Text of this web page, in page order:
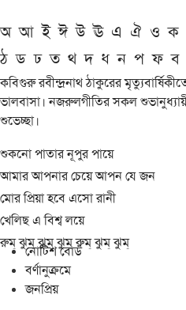
অ আ ই ঈ উ ঊ এ ঐ ও ক
ঠ ড ঢ ত থ দ ধ ন প ফ ব
কবিগুরু রবীন্দ্রনাথ ঠাকুরের
ভালবাসা। নজরুলগীতির সকল
শুভেচ্ছা।
শুকনো পাতার নূপুর পায়ে
আমার আপনার চেয়ে আপন যে জন
মোর প্রিয়া হবে এসো রানী
খেলিছ এ বিশ্ব লয়ে
রুম্ ঝুম্ ঝুম্ ঝুম্ রুম্ ঝুম্ ঝুম্
নোটিশ বোর্ড
বর্ণানুক্রমে
জনপ্রিয়